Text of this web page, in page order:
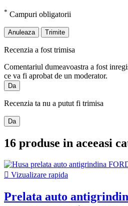
* Campuri obligatorii
Anuleaza Trimite
Recenzia a fost trimisa
Comentariul dumeavoastra a fost
ce va fi aprobat de un moderator.
Da
Recenzia ta nu a putut fi trimisa
Da
16 produse in aceeasi
 Vizualizare rapida
Prelata auto